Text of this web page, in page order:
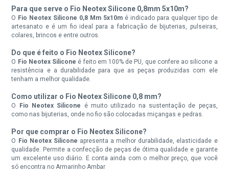
Para que serve o Fio Neotex Silicone 0,8mm 5x10m?
O Fio Neotex Silicone 0,8 Mm 5x10m é indicado para qualquer tipo de
artesanato e é um fio ideal para a fabricação de bijuterias, pulseiras,
colares, brincos e entre outros.
Do que é feito o Fio Neotex Silicone?
O Fio Neotex Silicone é feito em 100% de PU, que confere ao silicone a
resistência e a durabilidade para que as peças produzidas com ele
tenham a melhor qualidade.
Como utilizar o Fio Neotex Silicone 0,8 mm?
O Fio Neotex Silicone é muito utilizado na sustentação de peças,
como nas bijuterias, onde no fio são colocadas miçangas e pedras.
Por que comprar o Fio Neotex Silicone?
O Fio Neotex Silicone apresenta a melhor durabilidade, elasticidade e
qualidade. Permite a confecção de peças de ótima qualidade e garante
um excelente uso diário. E conta ainda com o melhor preço, que você
só encontra no Armarinho Ambar